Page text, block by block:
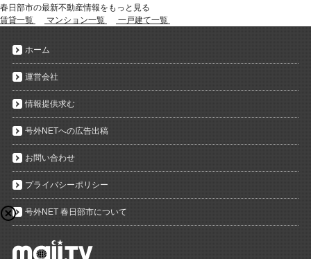
春日部市の最新不動産情報をもっと見る
賃貸一覧
マンション一覧 一戸建て一覧
ホーム
運営会社
情報提供求む
号外NETへの広告出稿
お問い合わせ
プライバシーポリシー
号外NET 春日部市について